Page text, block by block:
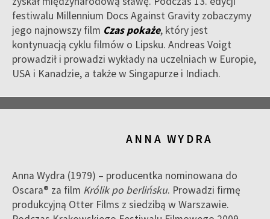
festiwalu Millennium Docs Against Gravity zobaczymy
jego najnowszy film Czas pokaże, który jest
kontynuacją cyklu filmów o Lipsku. Andreas Voigt
prowadził i prowadzi wykłady na uczelniach w Europie,
USA i Kanadzie, a także w Singapurze i Indiach.
ANNA WYDRA
Anna Wydra (1979) – producentka nominowana do
Oscara® za film Królik po berlińsku. Prowadzi firmę
produkcyjną Otter Films z siedzibą w Warszawie.